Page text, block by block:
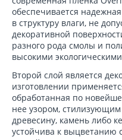
обеспечивается
в структуру влаги, не
декоративной
разного рода смолы и
высокими
Второй слой является
изготовлении
обработанная по
нее узором,
древесину, камень либо
устойчива к выцветанию